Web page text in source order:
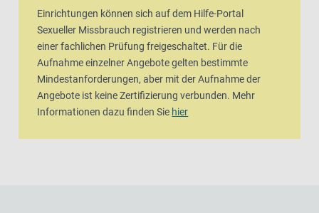
Einrichtungen können sich auf dem Hilfe-Portal
Sexueller Missbrauch registrieren und werden nach
einer fachlichen Prüfung freigeschaltet. Für die
Aufnahme einzelner Angebote gelten bestimmte
Mindestanforderungen, aber mit der Aufnahme der
Angebote ist keine Zertifizierung verbunden. Mehr
Informationen dazu finden Sie hier